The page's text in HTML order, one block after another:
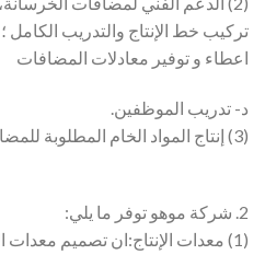
تركيب خط الإنتاج والتدريب الكامل ؛
اعطاء و توفير معادلات المضافات
د- تدريب الموظفين.
(3) إنتاج المواد الخام المطلوبة للمضافات
2. شركة موهو توفر ما يلي:
(1) معدات الإنتاج:ان تصميم